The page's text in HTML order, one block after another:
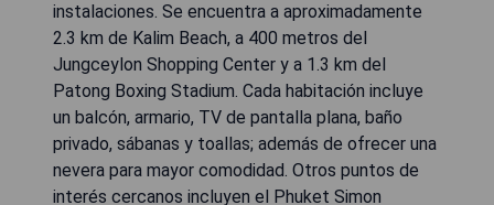
instalaciones. Se encuentra a aproximadamente
2.3 km de Kalim Beach, a 400 metros del
Jungceylon Shopping Center y a 1.3 km del
Patong Boxing Stadium. Cada habitación incluye
un balcón, armario, TV de pantalla plana, baño
privado, sábanas y toallas; además de ofrecer una
nevera para mayor comodidad. Otros puntos de
interés cercanos incluyen el Phuket Simon